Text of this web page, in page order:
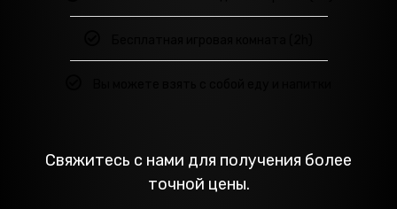
Свяжитесь с нами для получения более
точной цены.